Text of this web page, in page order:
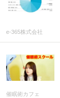
e-365株式会社
催眠術カフェ